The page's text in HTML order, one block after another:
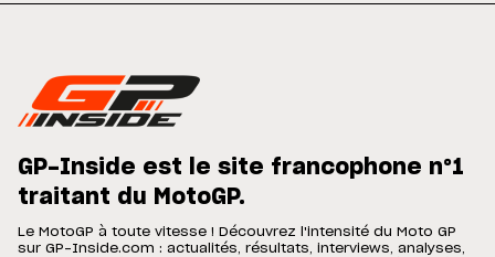
GP-Inside est le site francophone n°1
traitant du MotoGP.
Le MotoGP à toute vitesse ! Découvrez l'intensité du Moto GP
sur GP-Inside.com : actualités, résultats, interviews, analyses,